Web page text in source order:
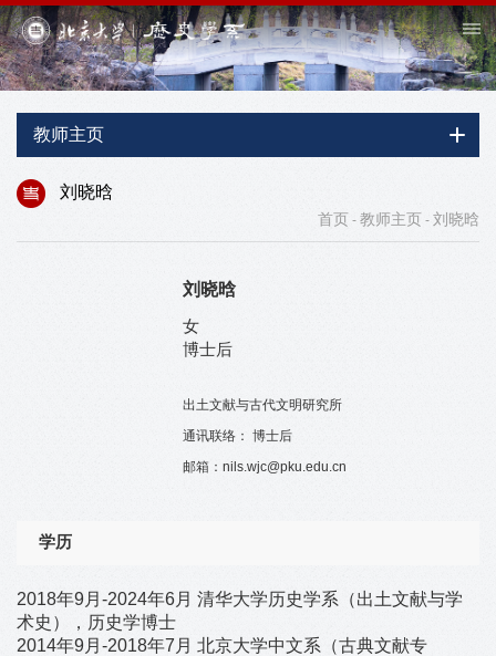
教师主页
刘晓晗
首页 - 教师主页 - 刘晓晗
刘晓晗
女
博士后
出土文献与古代文明研究所
通讯联络： 博士后
邮箱：nils.wjc@pku.edu.cn
学历
2018年9月-2024年6月 清华大学历史学系（出土文献与学
术史），历史学博士
2014年9月-2018年7月 北京大学中文系（古典文献专